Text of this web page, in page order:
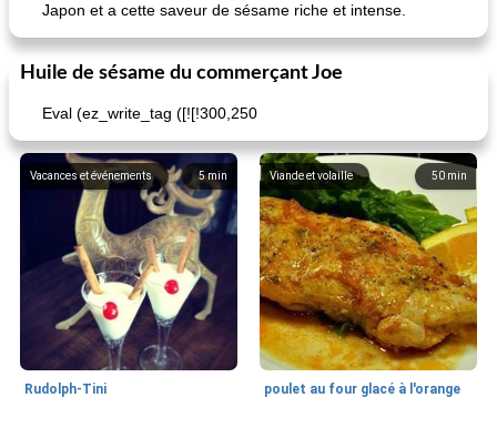
pois chiches rôtis aux épices amandes au cheddar rôti
Japon et a cette saveur de sésame riche et intense.
Huile de sésame du commerçant Joe
Eval (ez_write_tag ([![!300,250
5min
Vacances et événements
Rudolph-Tini
50 min
Viande et volaille
poulet au four glacé à l'orange